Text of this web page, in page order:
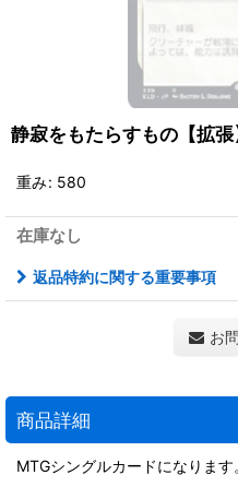
静寂をもたらすもの【拡張
重み: 580
在庫なし
返品特約に関する重要事項
お
商品詳細
MTGシングルカードになります